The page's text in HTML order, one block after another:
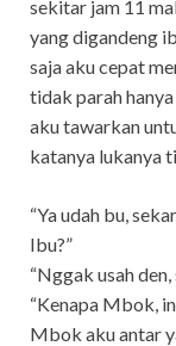
sekitar jam 11
yang digandeng
saja aku cepat
tidak parah
aku tawarkan
katanya lukanya
“Ya udah bu,
Ibu?”
“Nggak usah
“Kenapa Mbok,
Mbok aku antar